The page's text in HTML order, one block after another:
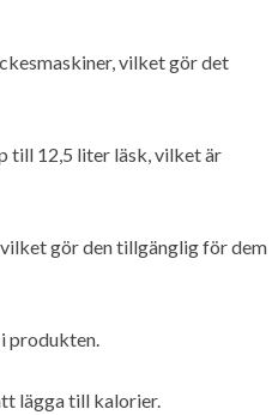
vilket gör det
till 12,5 liter läsk, vilket är
gör den tillgänglig för dem
produkten.
lägga till kalorier.